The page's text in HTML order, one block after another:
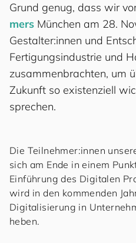
Grund genug, dass wir
mers München am 28.
Gestalter:innen und
Fertigungsindustrie und
zusammenbrachten, um
Zukunft so existenziell
sprechen.
Die Teilnehmer:innen
sich am Ende in einem
Einführung des Digitalen
wird in den kommenden
Digitalisierung in
heben.